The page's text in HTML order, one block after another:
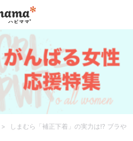
>
しまむら「補正下着」の実力は!? ブラや